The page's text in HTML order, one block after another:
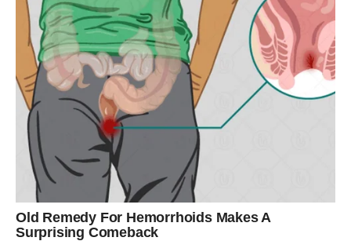
Nemojte ignorisati ljude koji vam iskreno žele dobro.
LJUBAV – MIR DOLAZI ZAJEDNO
SA USPJEHOM
Kada je ljubav u pitanju, pred vama je mnogo ljepši period
nego ranije.
Konačno ćete imati manje stresa i više energije za sebe i
ljude koje volite.